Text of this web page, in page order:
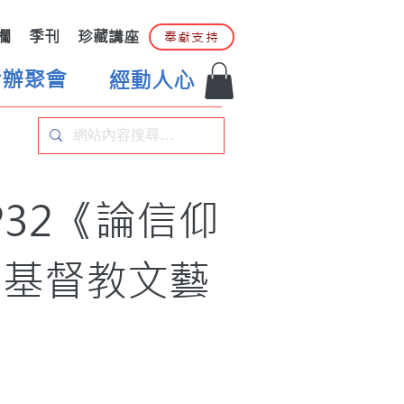
季刊 珍藏講座 奉獻支持
聚會 經動人心
《論信仰
督教文藝